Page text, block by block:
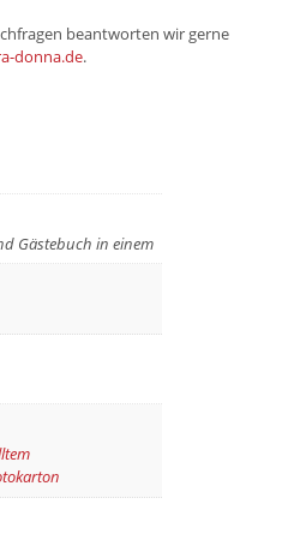
beantworten wir gerne
donna.de.
Gästebuch in einem